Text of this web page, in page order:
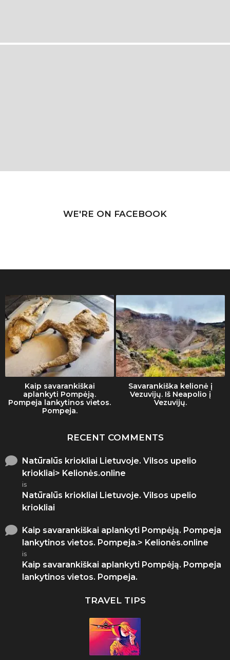
WE'RE ON FACEBOOK
Kaip savarankiškai
aplankyti Pompėją.
Pompeja lankytinos vietos.
Pompeja.
Savarankiška kelionė į
Vezuvijų. Iš Neapolio į
Vezuvijų.
RECENT COMMENTS
Natūralūs kriokliai Lietuvoje. Vilsos upelio
kriokliai> Kelionės.online
is
Natūralūs kriokliai Lietuvoje. Vilsos upelio
kriokliai
Kaip savarankiškai aplankyti Pompėją. Pompeja
lankytinos vietos. Pompeja.> Kelionės.online
is
Kaip savarankiškai aplankyti Pompėją. Pompeja
lankytinos vietos. Pompeja.
TRAVEL TIPS